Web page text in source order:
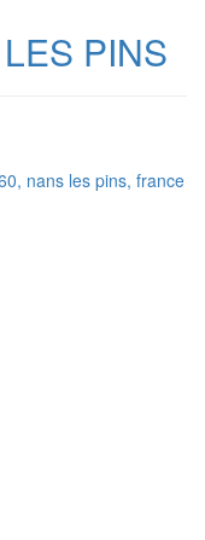
PINS
nans les pins, france